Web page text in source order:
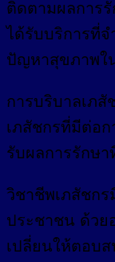
ติดตามผลการ
ได้รับบริการที่
ปัญหาสุขภาพใ
การบริบาลเภ
เภสัชกรที่มีต่อก
รับผลการรักษ
วิชาชีพเภสัชก
ประชาชน ด้วย
เปลี่ยนให้ตอบ